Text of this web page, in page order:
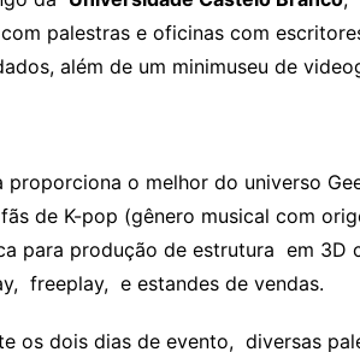
com palestras e oficinas com
além de um minimuseu de
proporciona o melhor do universo
de K-pop (gênero musical com
para produção de estrutura em 3D
freeplay, e estandes de vendas.
os dois dias de evento, diversas